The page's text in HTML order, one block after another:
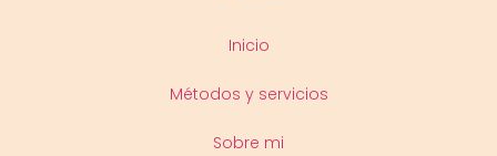
Inicio
Métodos y servicios
Sobre mi